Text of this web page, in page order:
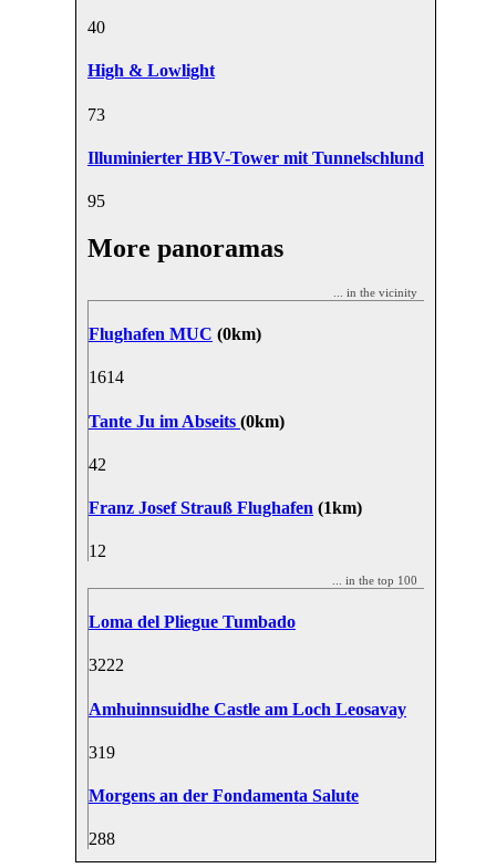
40
High & Lowlight
73
Illuminierter HBV-Tower mit Tunnelschlund
95
More panoramas
... in the vicinity
Flughafen MUC (0km)
1614
Tante Ju im Abseits (0km)
42
Franz Josef Strauß Flughafen (1km)
12
... in the top 100
Loma del Pliegue Tumbado
3222
Amhuinnsuidhe Castle am Loch Leosavay
319
Morgens an der Fondamenta Salute
288